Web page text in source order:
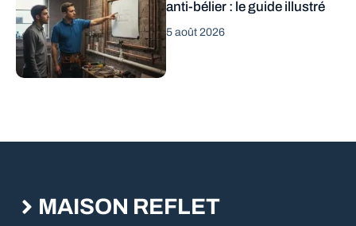
anti-bélier : le guide illustré
5 août 2026
MAISON REFLET